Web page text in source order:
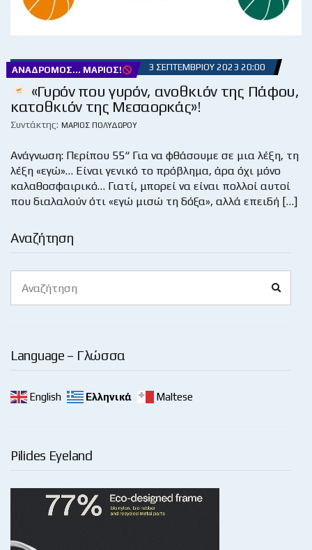
Αναζήτηση
for:
Language – Γλώσσα
English Ελληνικά Maltese
Pilides Eyeland
ΑΝΆΔΡΟΜΟΣ... ΜΆΡΙΟΣ! 3 ΣΕΠΤΕΜΒΡΊΟΥ 2023 20:00
«Γυρόν που γυρόν, ανοθκιόν της Πάφου,
κατοθκιόν της Μεσαορκάς»!
Συντάκτης: ΜΆΡΙΟΣ ΠΟΛΥΔΏΡΟΥ
Ανάγνωση: Περίπου 55“ Για να φθάσουμε σε μια λέξη, τη
λέξη «εγώ»… Είναι γενικό το πρόβλημα, άρα όχι μόνο
καλαθοσφαιρικό… Γιατί, μπορεί να είναι πολλοί αυτοί
που διαλαλούν ότι «εγώ μισώ τη δόξα», αλλά επειδή […]